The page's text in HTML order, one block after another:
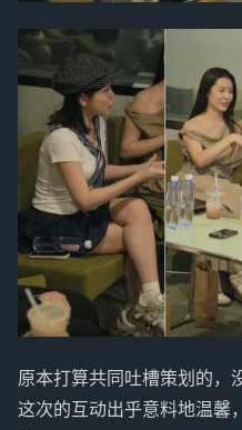
原本打算共同吐槽策划的，
这次的互动出乎意料地温馨